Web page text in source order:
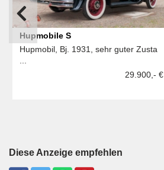
Hupmobile S
Hupmobil, Bj. 1931, sehr guter Zusta
...
29.900,- €
Diese Anzeige empfehlen